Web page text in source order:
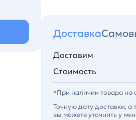
Доставка
Доставим
Стоимость
*При наличии товара на
Точную дату доставки, а
вы можете уточнить у